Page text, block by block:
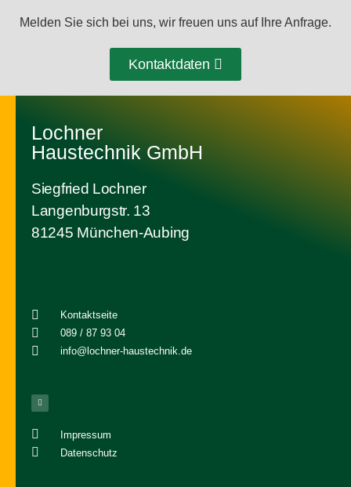
Melden Sie sich bei uns, wir freuen uns auf Ihre Anfrage.
Kontaktdaten
Lochner
Haustechnik GmbH
Siegfried Lochner
Langenburgstr. 13
81245 München-Aubing
Kontaktseite
089 / 87 93 04
info@lochner-haustechnik.de
Impressum
Datenschutz